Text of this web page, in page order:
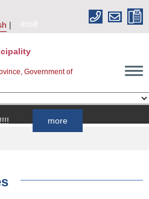
नेपाली
Government of